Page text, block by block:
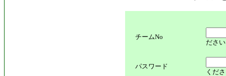
チームNo
ださい
パスワード
くだ